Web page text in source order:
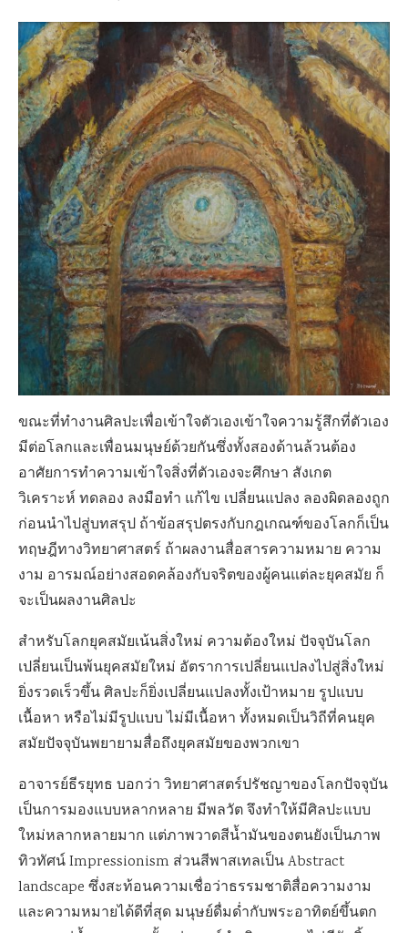
ขณะที่ทำงานศิลปะเพื่อเข้าใจตัวเองเข้าใจความรู้สึกที่ตัวเอง
มีต่อโลกและเพื่อนมนุษย์ด้วยกันซึ่งทั้งสองด้านล้วนต้อง
อาศัยการทำความเข้าใจสิ่งที่ตัวเองจะศึกษา สังเกต
วิเคราะห์ ทดลอง ลงมือทำ แก้ไข เปลี่ยนแปลง ลองผิดลองถูก
ก่อนนำไปสู่บทสรุป ถ้าข้อสรุปตรงกับกฎเกณฑ์ของโลกก็เป็น
ทฤษฎีทางวิทยาศาสตร์ ถ้าผลงานสื่อสารความหมาย ความ
งาม อารมณ์อย่างสอดคล้องกับจริตของผู้คนแต่ละยุคสมัย ก็
จะเป็นผลงานศิลปะ
สำหรับโลกยุคสมัยเน้นสิ่งใหม่ ความต้องใหม่ ปัจจุบันโลก
เปลี่ยนเป็นพ้นยุคสมัยใหม่ อัตราการเปลี่ยนแปลงไปสู่สิ่งใหม่
ยิ่งรวดเร็วขึ้น ศิลปะก็ยิ่งเปลี่ยนแปลงทั้งเป้าหมาย รูปแบบ
เนื้อหา หรือไม่มีรูปแบบ ไม่มีเนื้อหา ทั้งหมดเป็นวิถีที่คนยุค
สมัยปัจจุบันพยายามสื่อถึงยุคสมัยของพวกเขา
อาจารย์ธีรยุทธ บอกว่า วิทยาศาสตร์ปรัชญาของโลกปัจจุบัน
เป็นการมองแบบหลากหลาย มีพลวัต จึงทำให้มีศิลปะแบบ
ใหม่หลากหลายมาก แต่ภาพวาดสีน้ำมันของตนยังเป็นภาพ
ทิวทัศน์ Impressionism ส่วนสีพาสเทลเป็น Abstract
landscape ซึ่งสะท้อนความเชื่อว่าธรรมชาติสื่อความงาม
และความหมายได้ดีที่สุด มนุษย์ดื่มด่ำกับพระอาทิตย์ขึ้นตก